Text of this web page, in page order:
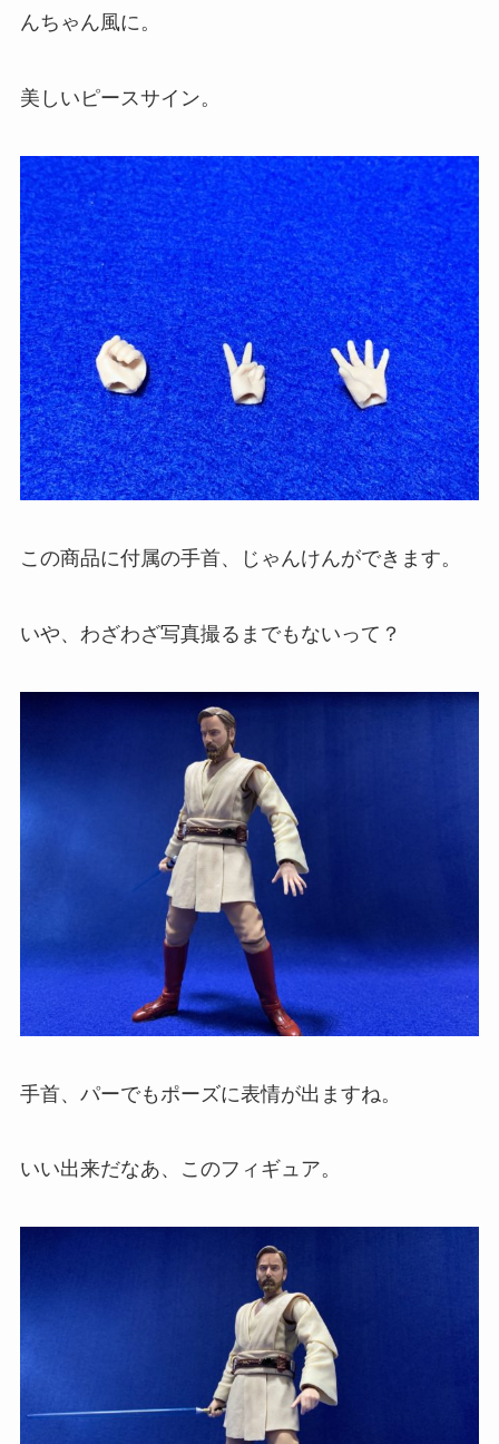
んちゃん風に。
美しいピースサイン。
この商品に付属の手首、じゃんけんができます。
いや、わざわざ写真撮るまでもないって？
手首、パーでもポーズに表情が出ますね。
いい出来だなあ、このフィギュア。